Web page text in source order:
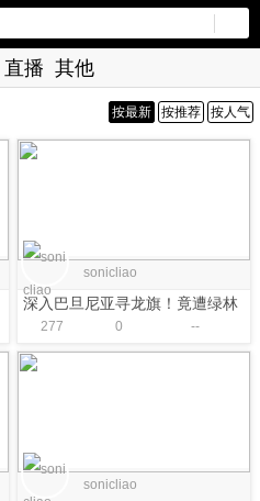
直播 其他
按最新 按推荐 按人气
sonicliao
深入巴旦尼亚寻龙旗！竟遭绿林
兄弟会埋伏？【卡拉迪亚演义32
｜骑砍2动画】
277 0 --
sonicliao